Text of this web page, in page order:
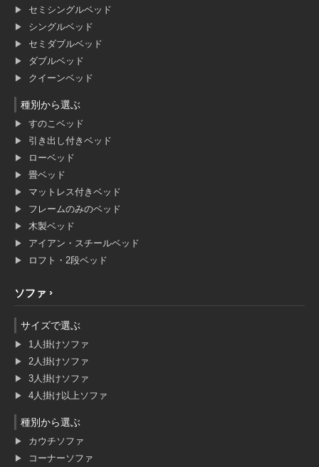
セミシングルベッド
シングルベッド
セミダブルベッド
ダブルベッド
クイーンベッド
種別から選ぶ
すのこベッド
引き出し付きベッド
ローベッド
畳ベッド
マットレス付きベッド
フレームのみのベッド
木製ベッド
アイアン・スチールベッド
ロフト・2段ベッド
ソファ
サイズで選ぶ
1人掛けソファ
2人掛けソファ
3人掛けソファ
4人掛け以上ソファ
種別から選ぶ
カウチソファ
コーナーソファ